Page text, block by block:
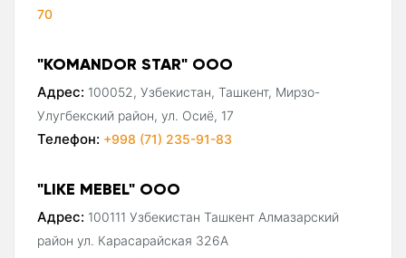
70
"KOMANDOR STAR" ООО
Адрес: 100052, Узбекистан, Ташкент, Мирзо-
Улугбекский район, ул. Осиё, 17
Телефон: +998 (71) 235-91-83
"LIKE MEBEL" ООО
Адрес: 100111 Узбекистан Ташкент Алмазарский
район ул. Карасарайская 326А